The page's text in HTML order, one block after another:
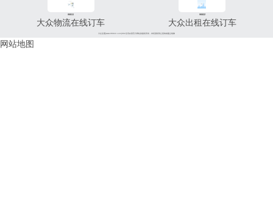
96811
大众物流在线订车
96822
大众出租在线订车
大众交通(www.96822.com)002全讯白菜官方网站的版权所有，未经授权禁止复制或建立镜像
网站地图